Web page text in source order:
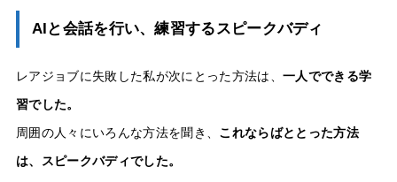
AIと会話を行い、練習するスピークバディ
レアジョブに失敗した私が次にとった方法は、一人でできる学
習でした。
周囲の人々にいろんな方法を聞き、 これならばととった方法
は、スピークバディでした。